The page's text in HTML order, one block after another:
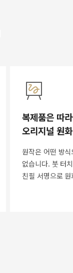
복제품은 따
오리지널 원
원작은 어떤 방
없습니다. 붓 터
친필 서명으로